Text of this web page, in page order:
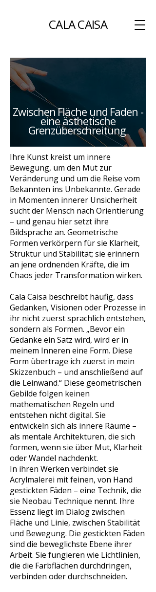
CALA CAISA
Zwischen Fläche und Faden -
eine ästhetische
Grenzüberschreitung
Ihre Kunst kreist um innere
Bewegung, um den Mut zur
Veränderung und um die Reise vom
Bekannten ins Unbekannte. Gerade
in Momenten innerer Unsicherheit
sucht der Mensch nach Orientierung
– und genau hier setzt ihre
Bildsprache an. Geometrische
Formen verkörpern für sie Klarheit,
Struktur und Stabilität; sie erinnern
an jene ordnenden Kräfte, die im
Chaos jeder Transformation wirken.
Cala Caisa beschreibt häufig, dass
Gedanken, Visionen oder Prozesse in
ihr nicht zuerst sprachlich entstehen,
sondern als Formen. „Bevor ein
Gedanke ein Satz wird, wird er in
meinem Inneren eine Form. Diese
Form übertrage ich zuerst in mein
Skizzenbuch – und anschließend auf
die Leinwand.“ Diese geometrischen
Gebilde folgen keinen
mathematischen Regeln und
entstehen nicht digital. Sie
entwickeln sich als innere Räume –
als mentale Architekturen, die sich
formen, wenn sie über Mut, Klarheit
oder Wandel nachdenkt.
In ihren Werken verbindet sie
Acrylmalerei mit feinen, von Hand
gestickten Fäden – eine Technik, die
sie Neobau Technique nennt. Ihre
Essenz liegt im Dialog zwischen
Fläche und Linie, zwischen Stabilität
und Bewegung. Die gestickten Fäden
sind die beweglichste Ebene ihrer
Arbeit. Sie fungieren wie Lichtlinien,
die die Farbflächen durchdringen,
verbinden oder durchschneiden.